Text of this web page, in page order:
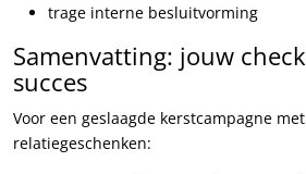
trage interne besluitvorming
Samenvatting: jouw
succes
Voor een geslaagde kerstcampagne
relatiegeschenken: